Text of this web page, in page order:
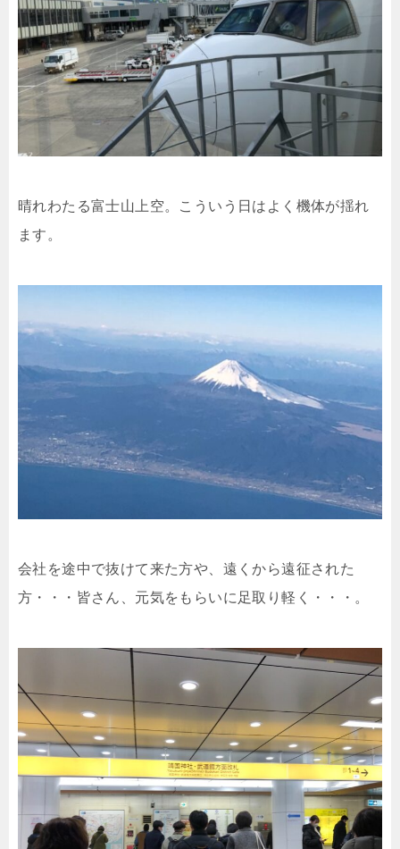
晴れわたる富士山上空。こういう日はよく機体が揺れ
ます。
会社を途中で抜けて来た方や、遠くから遠征された
方・・・皆さん、元気をもらいに足取り軽く・・・。